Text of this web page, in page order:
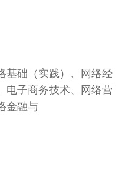
基础（实践）、网络经
电子商务技术、网络营
金融与